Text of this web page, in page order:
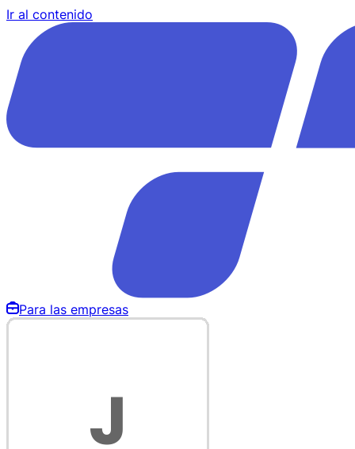
Ir al contenido
Para las empresas